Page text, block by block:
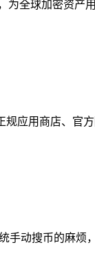
全球加密资
应用商店、官
动搜币的麻